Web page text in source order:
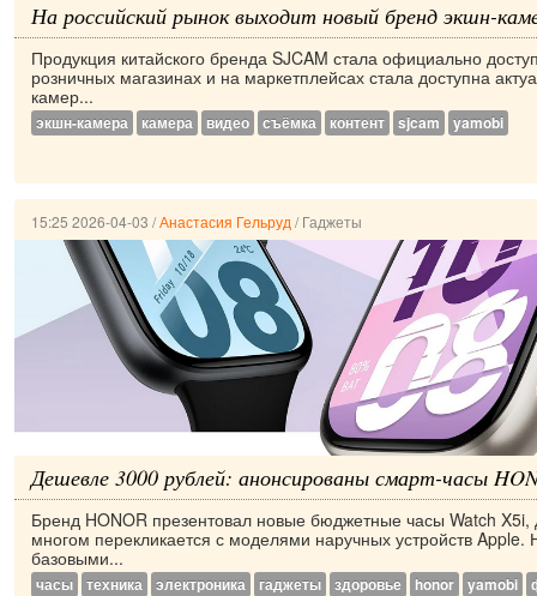
На российский рынок выходит новый бренд экшн-
Продукция китайского бренда SJCAM стала официально
розничных магазинах и на маркетплейсах стала доступна
камер...
экшн-камера камера видео съёмка контент sjcam yamobi
15:25 2026-04-03 /Анастасия Гельруд /Гаджеты
Дешевле 3000 рублей: анонсированы смарт-часы
Бренд HONOR презентовал новые бюджетные часы Watch X5i,
многом перекликается с моделями наручных устройств Apple.
базовыми...
часы техника электроника гаджеты здоровье honor yamobi